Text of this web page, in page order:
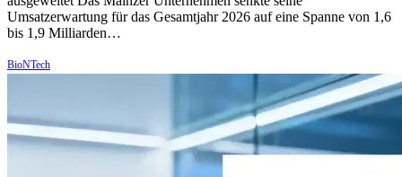
Umsatzerwartung für das Gesamtjahr 2026 auf eine Spanne von 1,6
bis 1,9 Milliarden…
BioNTech